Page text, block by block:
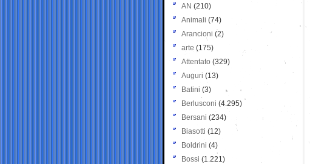
AN (210)
Animali (74)
Arancioni (2)
arte (175)
Attentato (329)
Auguri (13)
Batini (3)
Berlusconi (4.295)
Bersani (234)
Biasotti (12)
Boldrini (4)
Bossi (1.221)